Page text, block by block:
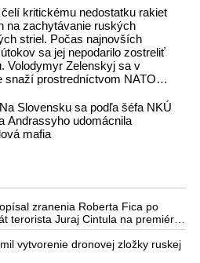
kritickému nedostatku rakiet
na zachytávanie ruských
striel. Počas najnovších
sa jej nepodarilo zostreliť
Volodymyr Zelenskyj sa v
snaží prostredníctvom NATO
Slovensku sa podľa šéfa NKÚ
Andrassyho udomácnila
mafia
zranenia Roberta Fica po
terorista Juraj Cintula na premiéra
vytvorenie dronovej zložky ruskej